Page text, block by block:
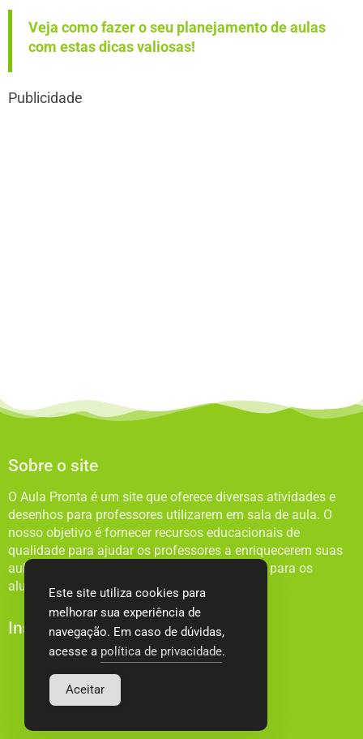
Veja como fazer o seu planejamento de aulas
com estas dicas valiosas!
Publicidade
Sobre o site
O Aula Pronta é um site que oferece diversas atividades e
desenhos para professores utilizarem em sala de aula. O
nosso objetivo é fornecer recursos educacionais de
qualidade para ajudar os professores a enriquecerem suas
aulas e torná-las mais dinâmicas e divertidas para os
alunos.
Institucional
Política de privacidade
Termos de Uso
Sobre nós
Este site utiliza cookies para
melhorar sua experiência de
navegação. Em caso de dúvidas,
acesse a política de privacidade.
Aceitar